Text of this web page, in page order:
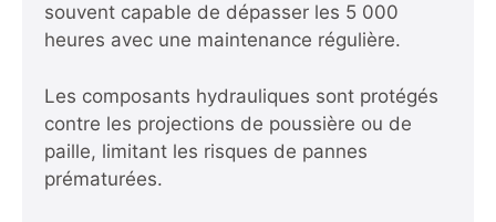
souvent capable de dépasser les 5 000
heures avec une maintenance régulière.
Les composants hydrauliques sont protégés
contre les projections de poussière ou de
paille, limitant les risques de pannes
prématurées.